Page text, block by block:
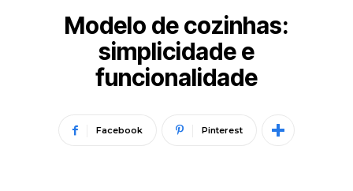
Modelo de cozinhas:
simplicidade e
funcionalidade
Facebook Pinterest